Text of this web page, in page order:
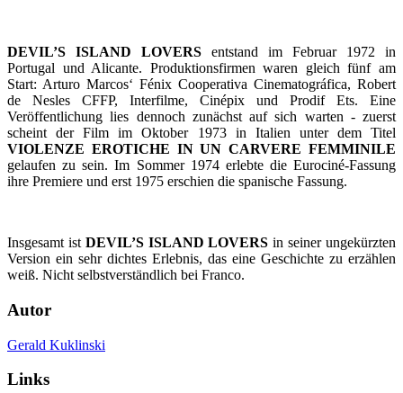
DEVIL’S ISLAND LOVERS entstand im Februar 1972 in
Portugal und Alicante. Produktionsfirmen waren gleich fünf am
Start: Arturo Marcos‘ Fénix Cooperativa Cinematográfica, Robert
de Nesles CFFP, Interfilme, Cinépix und Prodif Ets. Eine
Veröffentlichung lies dennoch zunächst auf sich warten - zuerst
scheint der Film im Oktober 1973 in Italien unter dem Titel
VIOLENZE EROTICHE IN UN CARVERE FEMMINILE
gelaufen zu sein. Im Sommer 1974 erlebte die Eurociné-Fassung
ihre Premiere und erst 1975 erschien die spanische Fassung.
Insgesamt ist DEVIL’S ISLAND LOVERS in seiner ungekürzten
Version ein sehr dichtes Erlebnis, das eine Geschichte zu erzählen
weiß. Nicht selbstverständlich bei Franco.
Autor
Gerald Kuklinski
Links